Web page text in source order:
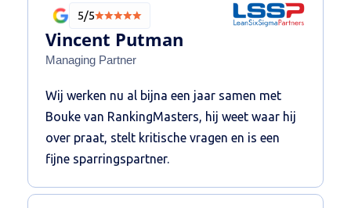
Buiten expertise hebben ze een geweldig
linkbuilding netwerk die écht het verschil
maakt ten opzichte van andere aanbieders!
waarmee je kunt sparren op hoog niveau, een
fijne klik en doen wat ze beloven. Ze zijn
strategisch vernuftig en weten daarmee met
minder meer te bereiken. Ik raad Ranking
5/5
Vincent Putman
Managing Partner
Wij werken nu al bijna een jaar samen met
Bouke van RankingMasters, hij weet waar hij
over praat, stelt kritische vragen en is een
fijne sparringspartner.